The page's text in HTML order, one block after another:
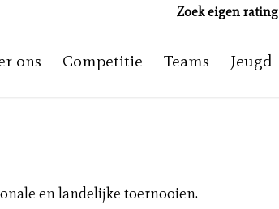
Zoek eigen rating
ons Competitie Teams Jeugd
en landelijke toernooien.